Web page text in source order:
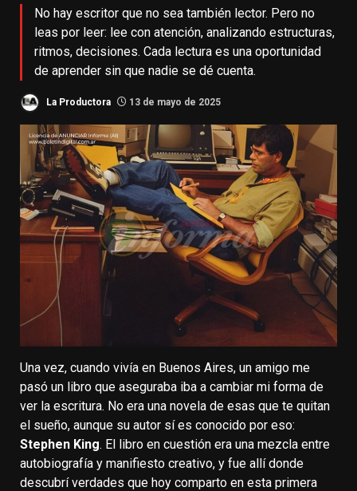
No hay escritor que no sea también lector. Pero no
leas por leer: lee con atención, analizando estructuras,
ritmos, decisiones. Cada lectura es una oportunidad
de aprender sin que nadie se dé cuenta.
La Productora 13 de mayo de 2025
Una vez, cuando vivía en Buenos Aires, un amigo me
pasó un libro que aseguraba iba a cambiar mi forma de
ver la escritura. No era una novela de esas que te quitan
el sueño, aunque su autor sí es conocido por eso:
Stephen King. El libro en cuestión era una mezcla entre
autobiografía y manifiesto creativo, y fue allí donde
descubrí verdades que hoy comparto en esta primera